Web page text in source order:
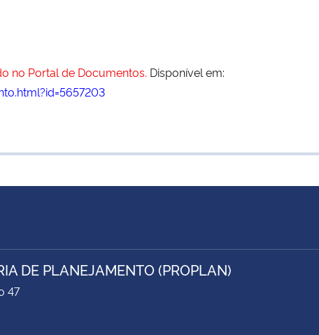
no Portal de Documentos. Disponível em:
DE PLANEJAMENTO (PROPLAN)
47